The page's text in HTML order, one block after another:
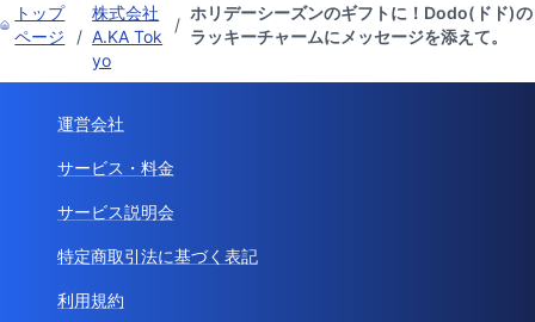
トップ
ページ
/
株式会社
A.KA Tok
yo
/
ホリデーシーズンのギフトに！Dodo(ドド)の
ラッキーチャームにメッセージを添えて。
運営会社
サービス・料金
サービス説明会
特定商取引法に基づく表記
利用規約